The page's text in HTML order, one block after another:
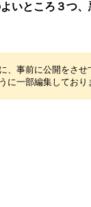
いところ３つ、
事前に公開をさ
一部編集しており